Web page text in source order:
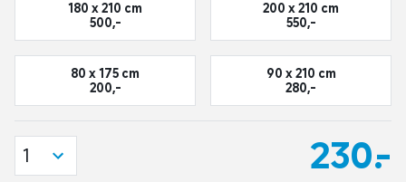
180 x 210 cm
500,-
200 x 210 cm
550,-
80 x 175 cm
200,-
90 x 210 cm
280,-
230,-
1